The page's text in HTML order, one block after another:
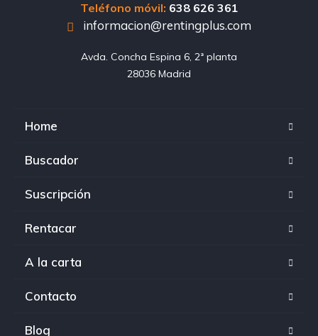
Teléfono móvil: 638 626 361
informacion@rentingplus.com
Avda. Concha Espina 6, 2ª planta
28036 Madrid
Home
Buscador
Suscripción
Rentacar
A la carta
Contacto
Blog